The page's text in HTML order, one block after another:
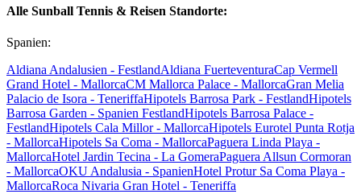
Alle Sunball Tennis & Reisen Standorte:
Spanien:
Aldiana Andalusien - FestlandAldiana FuerteventuraCap Vermell
Grand Hotel - MallorcaCM Mallorca Palace - MallorcaGran Melia
Palacio de Isora - TeneriffaHipotels Barrosa Park - FestlandHipotels
Barrosa Garden - Spanien FestlandHipotels Barrosa Palace -
FestlandHipotels Cala Millor - MallorcaHipotels Eurotel Punta Rotja
- MallorcaHipotels Sa Coma - MallorcaPaguera Linda Playa -
MallorcaHotel Jardin Tecina - La GomeraPaguera Allsun Cormoran
- MallorcaOKU Andalusia - SpanienHotel Protur Sa Coma Playa -
MallorcaRoca Nivaria Gran Hotel - Teneriffa